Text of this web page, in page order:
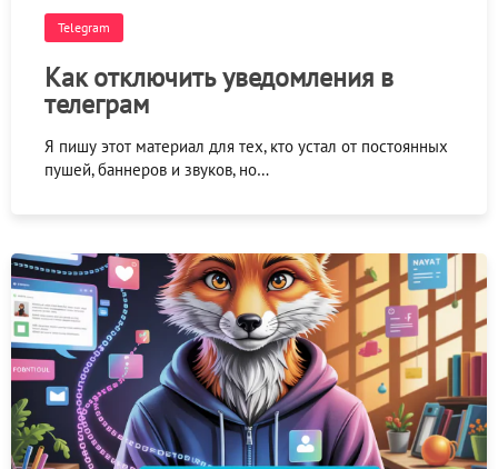
Telegram
Как отключить уведомления в
телеграм
Я пишу этот материал для тех, кто устал от постоянных
пушей, баннеров и звуков, но…